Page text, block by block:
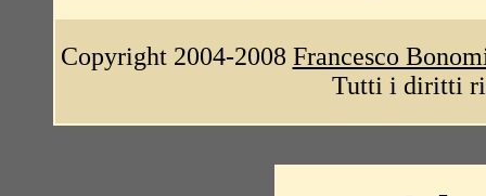
Copyright 2004-2008 Francesco
Tutti i diritti